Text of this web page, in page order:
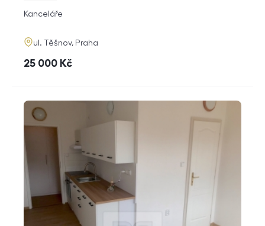
rozměry
dispozice
Kanceláře
adresa
ul. Těšnov, Praha
cena
25 000 Kč